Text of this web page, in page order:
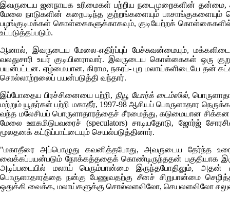
இவருடைய ஜனநாயக உரிமைகள் பற்றிய நடைமுறைகளின் தன்மை,
மேலை நாடுகளின் கறைபடிந்த குற்றங்களையும் பாசாங்குகளையும்
பழங்குடிமக்கள் கொள்கைகளுக்காகவும், குடியேற்றக்
உட்படுத்தப்படும்.
ஆனால், இவருடைய மேலை-எதிர்ப்புப் பேச்சுவன்மையும்,
வலதுசாரி உயர் குடியினராவார். இவருடைய கொள்கைகள் ஒரு
பயன்பட்டன. ஏழ்மையான, கிராம, நகரப்- புற மலாய்களிடையே தன்
சொல்லாற்றலைப் பயன்படுத்தி வந்தார்.
இப்போதைய பிரச்சினையை பற்றி, நியூ யோர்க் டைம்ஸில்,
மற்றும் யூதர்கள் பற்றி மகாதீர், 1997-98 ஆசியப் பொருளாதார
வந்த மலேசியப் பொருளாதாரத்தைச் சீரமைத்து, கடுமையான
மேலை ஊகமிடுபவரைச் (speculators)சாடியதோடு, ஜோர்ஜ்
மூலதனக் கட்டுப்பாட்டையும் செயல்படுத்தினார்.
"மகாதீரை அப்பொழுது கவனித்தபோது, அவருடைய தேர்ந்த
வைக்கப்பயன்படும் நோக்கத்ததைக் கொண்டிருந்ததன் பகுதியாக
அடிப்படையில் மலாய் பெரும்பான்மை இருந்தபோதிலும், அதன்
பொருளாதாரத்தை நன்கு பேணுவதற்கு சீனச் சிறுபான்மை
ஒதுக்கி வைக்க, மலாய்களுக்கு சொல்லளவிலோ, செயலளவிலோ